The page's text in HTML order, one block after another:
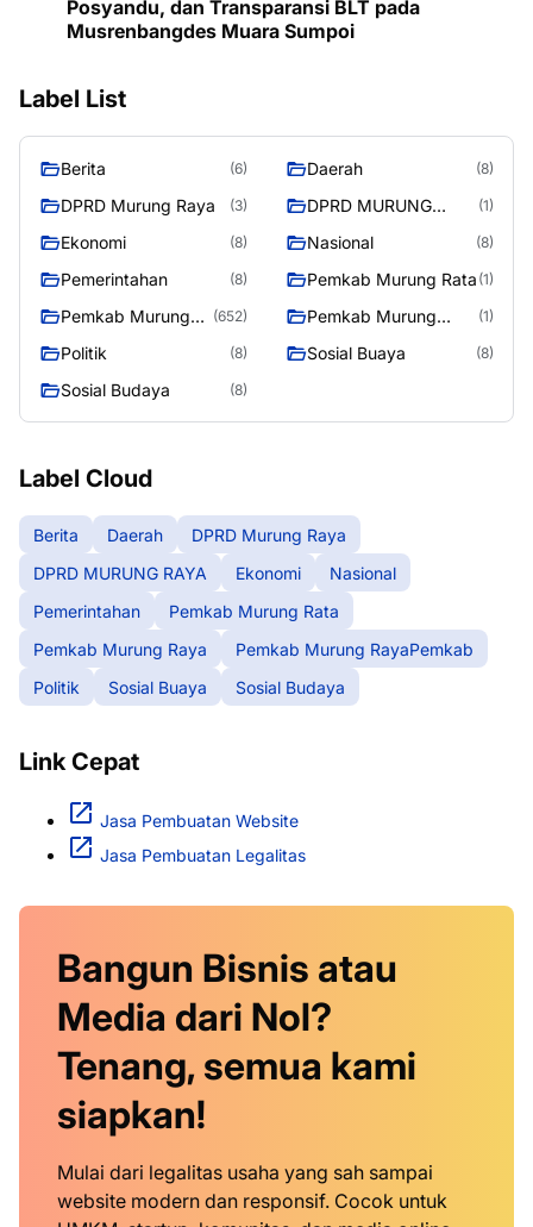
Posyandu, dan Transparansi BLT pada
Musrenbangdes Muara Sumpoi
Label List
Berita (6) Daerah (8)
DPRD Murung Raya (3)
DPRD MURUNG
(1)
Ekonomi (8) Nasional (8)
Pemerintahan (8) Pemkab Murung Rata (1)
Pemkab Murung
(652)
Pemkab Murung
(1)
Politik (8) Sosial Buaya (8)
Sosial Budaya (8)
Label Cloud
Berita Daerah
DPRD Murung Raya
DPRD MURUNG RAYA
Ekonomi
Nasional
Pemerintahan
Pemkab Murung Rata
Pemkab Murung Raya
Pemkab Murung RayaPemkab
Politik
Sosial Buaya Sosial Budaya
Link Cepat
Jasa Pembuatan Website
Jasa Pembuatan Legalitas
Bangun Bisnis atau
Media dari Nol?
Tenang, semua kami
siapkan!
Mulai dari legalitas usaha yang sah sampai
website modern dan responsif. Cocok untuk